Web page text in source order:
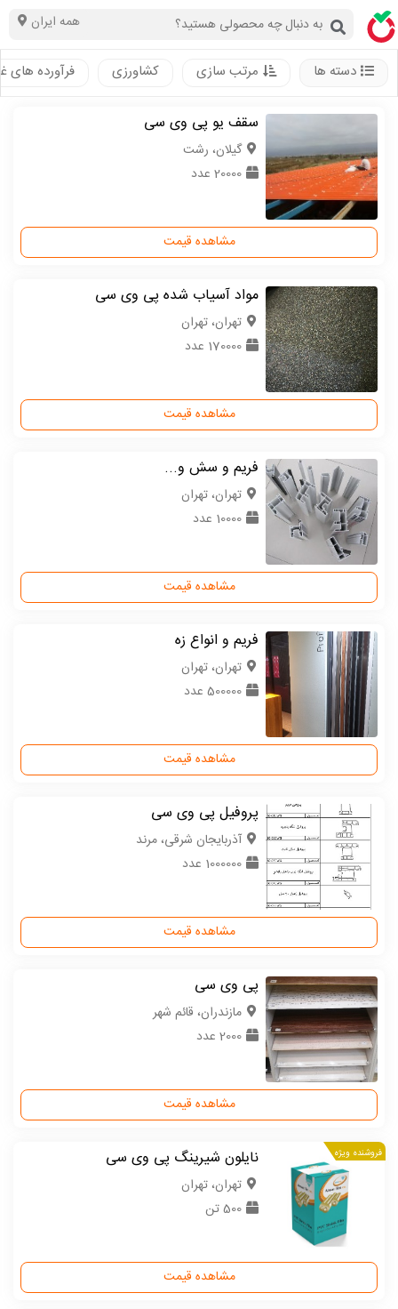
همه ایران
دسته ها مرتب سازی کشاورزی فرآورده های
سقف یو پی وی سی
گیلان، رشت
20000 عدد
مشاهده قیمت
مواد آسیاب شده پی وی سی
تهران، تهران
170000 عدد
مشاهده قیمت
فریم و سش و...
تهران، تهران
10000 عدد
مشاهده قیمت
فریم و انواع زه
تهران، تهران
500000 عدد
مشاهده قیمت
پروفیل پی وی سی
آذربایجان شرقی، مرند
1000000 عدد
مشاهده قیمت
پی وی سی
مازندران، قائم شهر
2000 عدد
مشاهده قیمت
فروشنده ویژه نایلون شیرینگ پی وی سی
تهران، تهران
500 تن
مشاهده قیمت